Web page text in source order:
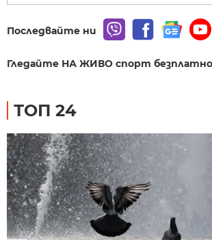
Последвайте ни
Гледайте НА ЖИВО спорт
ТОП 24